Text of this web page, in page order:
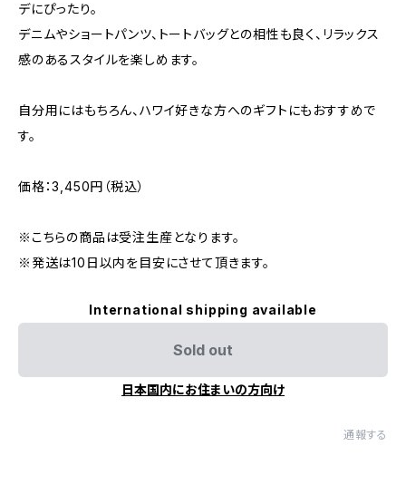
デにぴったり。
デニムやショートパンツ、トートバッグとの相性も良く、リラックス
感のあるスタイルを楽しめます。
自分用にはもちろん、ハワイ好きな方へのギフトにもおすすめで
す。
価格：3,450円（税込）
※こちらの商品は受注生産となります。
※発送は10日以内を目安にさせて頂きます。
International shipping available
Sold out
日本国内にお住まいの方向け
通報する